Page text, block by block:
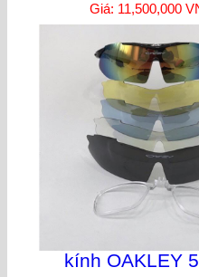
Giá: 11,500,000
kính OAKLEY